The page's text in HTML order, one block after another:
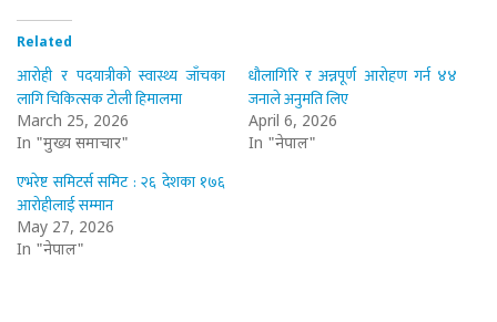
Related
आरोही र पदयात्रीको स्वास्थ्य जाँचका
लागि चिकित्सक टोली हिमालमा
March 25, 2026
In "मुख्य समाचार"
धौलागिरि र अन्नपूर्ण आरोहण गर्न ४४
जनाले अनुमति लिए
April 6, 2026
In "नेपाल"
एभरेष्ट समिटर्स समिट : २६ देशका १७६
आरोहीलाई सम्मान
May 27, 2026
In "नेपाल"